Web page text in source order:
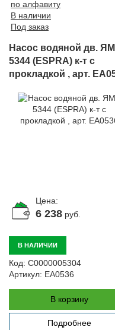
по алфавиту
В наличии
Под заказ
Насос водяной дв.
5344 (ESPRA) к-т с
прокладкой , арт.
Цена:
6 238 руб.
В НАЛИЧИИ
Код: С0000005304
Артикул: EA0536
В корзину
Подробнее